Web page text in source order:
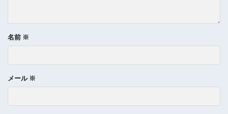
名前 ※
メール ※